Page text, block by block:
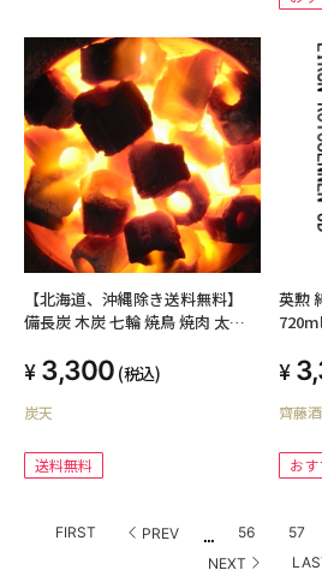
【北海道、沖縄除き送料無料】
備長炭 木炭 七輪 焼鳥 焼肉 太陽
3,300 (税込)
炭天
送料無料
英勲
齊藤
お
FIRST PREV ... 56 57
NEXT